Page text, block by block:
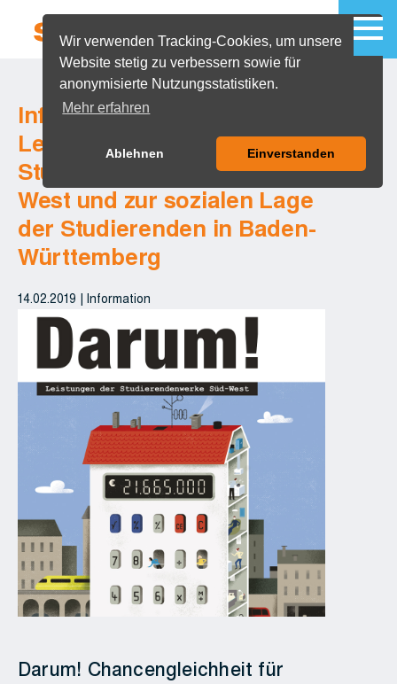
Wir verwenden Tracking-Cookies, um unsere
Website stetig zu verbessern sowie für
anonymisierte Nutzungsstatistiken.
Mehr erfahren
Ablehnen Einverstanden
Informationen zu den
Leistungen der
Studierendenwerke Süd-
West und zur sozialen Lage
der Studierenden in Baden-
Württemberg
14.02.2019 Information
Darum! Chancengleichheit für